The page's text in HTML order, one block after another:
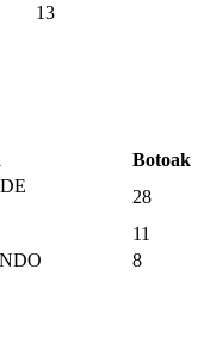
13
Botoak
28
11
8